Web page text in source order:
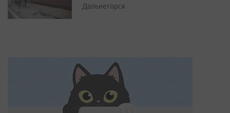
Дальнегорск